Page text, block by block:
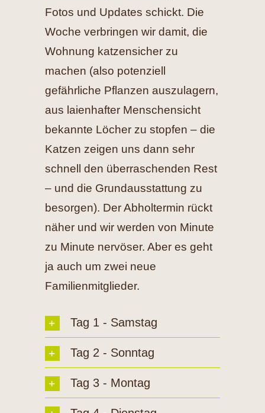
Fotos und Updates schickt. Die
Woche verbringen wir damit, die
Wohnung katzensicher zu
machen (also potenziell
gefährliche Pflanzen auszulagern,
aus laienhafter Menschensicht
bekannte Löcher zu stopfen – die
Katzen zeigen uns dann sehr
schnell den überraschenden Rest
– und die Grundausstattung zu
besorgen). Der Abholtermin rückt
näher und wir werden von Minute
zu Minute nervöser. Aber es geht
ja auch um zwei neue
Familienmitglieder.
Tag 1 - Samstag
Tag 2 - Sonntag
Tag 3 - Montag